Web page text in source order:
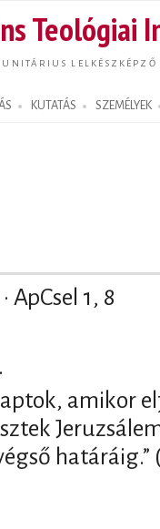
Teológiai
LELKÉSZKÉPZŐ
KUTATÁS SZEMÉLYEK
ApCsel 1, 8
·
amikor
határáig.”